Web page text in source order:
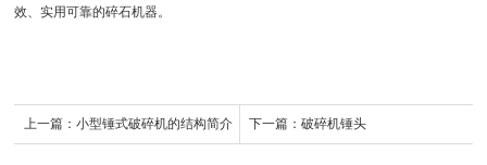
效、实用可靠的碎石机器。
上一篇： 小型锤式破碎机的结构简介 下一篇：破碎机锤头